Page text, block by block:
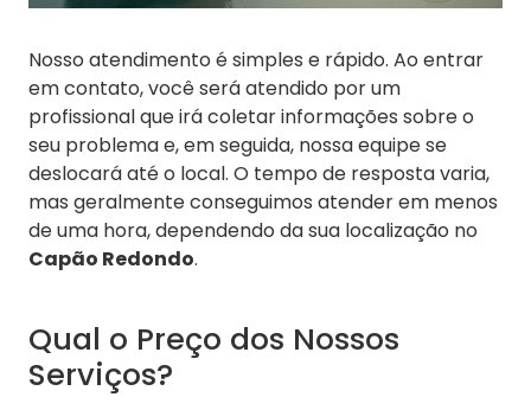
Nosso atendimento é simples e rápido. Ao entrar
em contato, você será atendido por um
profissional que irá coletar informações sobre o
seu problema e, em seguida, nossa equipe se
deslocará até o local. O tempo de resposta varia,
mas geralmente conseguimos atender em menos
de uma hora, dependendo da sua localização no
Capão Redondo.
Qual o Preço dos Nossos
Serviços?